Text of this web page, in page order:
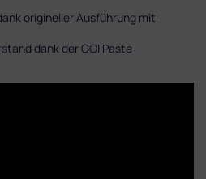
origineller Ausführung mit
dank der GOI Paste